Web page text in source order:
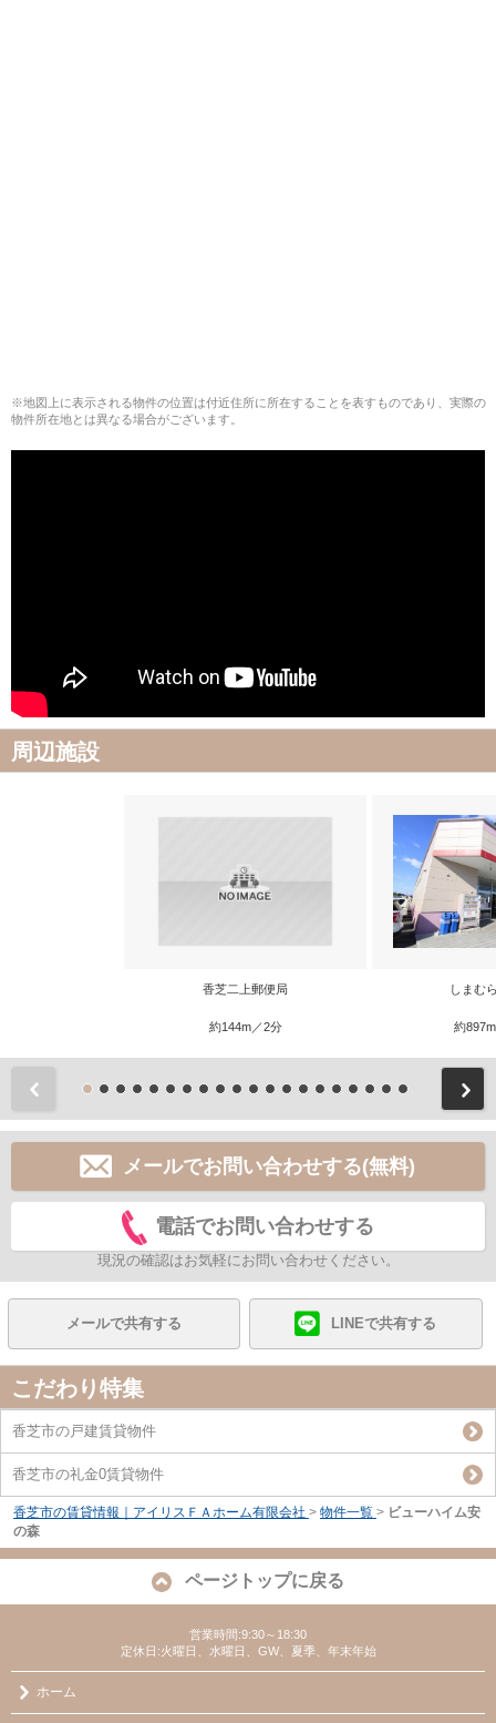
※地図上に表示される物件の位置は付近住所に所在することを表すものであり、実際の
物件所在地とは異なる場合がございます。
周辺施設
香芝二上郵便局
約144m／2分
しまむ
約
メールでお問い合わせする(無料)
電話でお問い合わせする
現況の確認はお気軽にお問い合わせください。
メールで共有する LINEで共有する
こだわり特集
香芝市の戸建賃貸物件
香芝市の礼金0賃貸物件
香芝市の賃貸情報｜アイリスＦＡホーム有限会社 > 物件一覧 > ビューハイム安
の森
ページトップに戻る
営業時間:9:30～18:30
定休日:火曜日、水曜日、GW、夏季、年末年始
ホーム